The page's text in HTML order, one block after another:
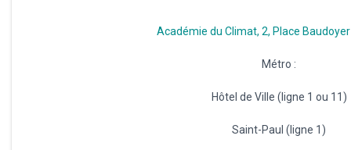
Académie du Climat, 2, Place
Métro :
Hôtel de Ville (ligne 1 ou 11)
Saint-Paul (ligne 1)